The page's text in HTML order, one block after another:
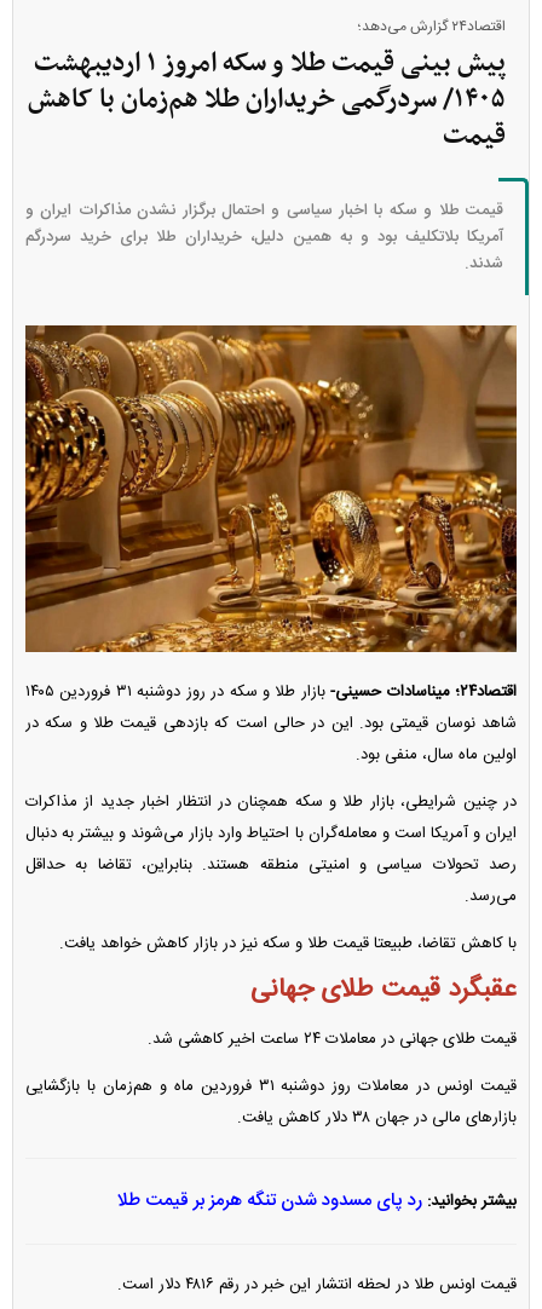
اقتصاد۲۴ گزارش می‌دهد؛
پیش بینی قیمت طلا و سکه امروز ۱ اردیبهشت
۱۴۰۵/ سردرگمی خریداران طلا هم‌زمان با کاهش
قیمت
قیمت طلا و سکه با اخبار سیاسی و احتمال برگزار نشدن مذاکرات ایران و
آمریکا بلاتکلیف بود و به همین دلیل، خریداران طلا برای خرید سردرگم
شدند.
اقتصاد۲۴؛ میناسادات حسینی-
بازار طلا و سکه در روز دوشنبه ۳۱ فروردین ۱۴۰۵
شاهد نوسان قیمتی بود. این در حالی است که بازدهی قیمت طلا و سکه در
اولین ماه سال، منفی بود.
در چنین شرایطی، بازار طلا و سکه همچنان در انتظار اخبار جدید از مذاکرات
ایران و آمریکا است و معامله‌گران با احتیاط وارد بازار می‌شوند و بیشتر به دنبال
رصد تحولات سیاسی و امنیتی منطقه هستند. بنابراین، تقاضا به حداقل
می‌رسد.
با کاهش تقاضا، طبیعتا قیمت طلا و سکه نیز در بازار کاهش خواهد یافت.
عقبگرد قیمت طلای جهانی
قیمت طلای جهانی در معاملات ۲۴ ساعت اخیر کاهشی شد.
قیمت اونس در معاملات روز دوشنبه ۳۱ فروردین ماه و هم‌زمان با بازگشایی
بازار‌های مالی در جهان ۳۸ دلار کاهش یافت.
بیشتر بخوانید: رد پای مسدود شدن تنگه هرمز بر قیمت طلا
قیمت اونس طلا در لحظه انتشار این خبر در رقم ۴۸۱۶ دلار است.